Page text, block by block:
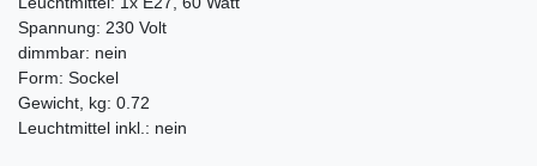
Spannung: 230 Volt
dimmbar: nein
Form: Sockel
Gewicht, kg: 0.72
Leuchtmittel inkl.: nein